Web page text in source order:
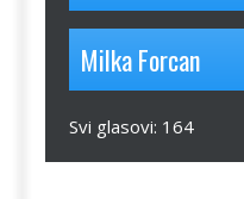
Milka Forcan
Svi glasovi: 164